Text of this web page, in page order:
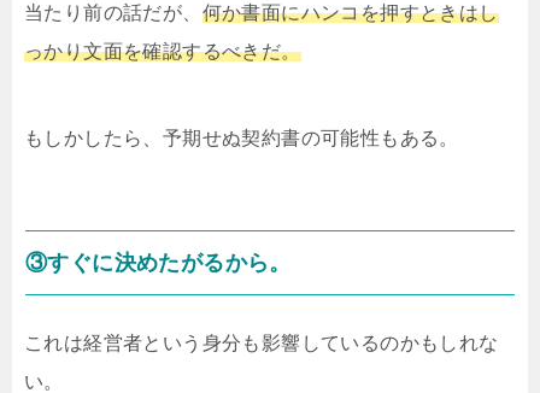
当たり前の話だが、 何か書面にハンコを押すときはし
っかり文面を確認するべきだ。
もしかしたら、予期せぬ契約書の可能性もある。
③すぐに決めたがるから。
これは経営者という身分も影響しているのかもしれな
い。